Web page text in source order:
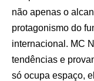
não apenas o
protagonismo do
internacional. MC
tendências e
só ocupa espaço,